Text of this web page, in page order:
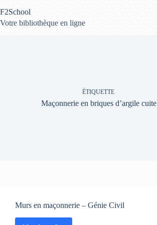
au
contenu
F2School
Votre bibliothèque en ligne
ÉTIQUETTE
Maçonnerie en briques d’argile cuite
Murs en maçonnerie – Génie Civil